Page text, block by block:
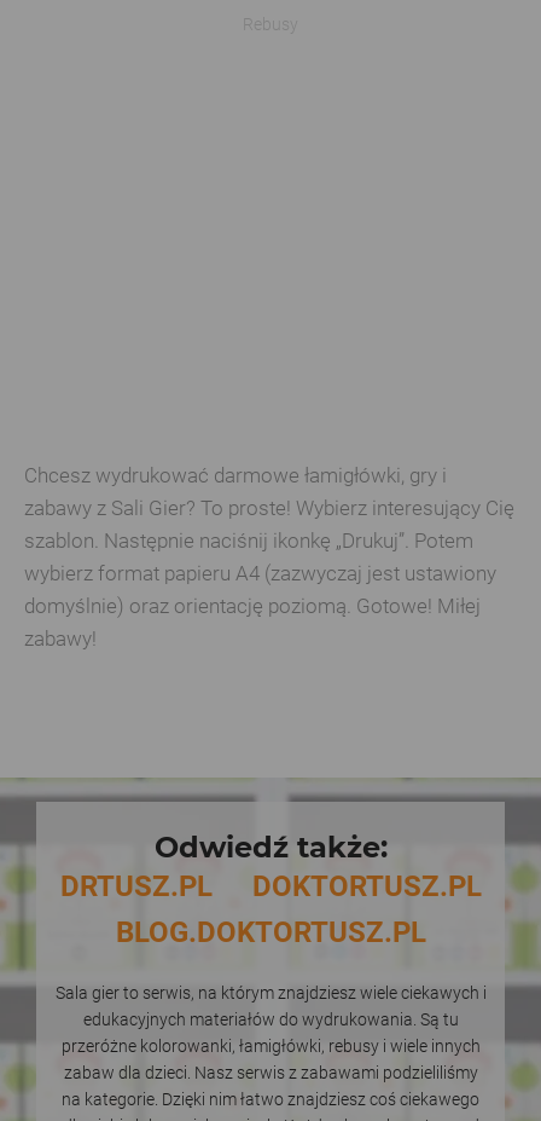
Rebusy
Chcesz wydrukować darmowe łamigłówki, gry i
zabawy z Sali Gier? To proste! Wybierz interesujący Cię
szablon. Następnie naciśnij ikonkę „Drukuj”. Potem
wybierz format papieru A4 (zazwyczaj jest ustawiony
domyślnie) oraz orientację poziomą. Gotowe! Miłej
zabawy!
Odwiedź także:
DRTUSZ.PL
DOKTORTUSZ.PL
BLOG.DOKTORTUSZ.PL
Sala gier to serwis, na którym znajdziesz wiele ciekawych i
edukacyjnych materiałów do wydrukowania. Są tu
przeróżne kolorowanki, łamigłówki, rebusy i wiele innych
zabaw dla dzieci. Nasz serwis z zabawami podzieliliśmy
na kategorie. Dzięki nim łatwo znajdziesz coś ciekawego